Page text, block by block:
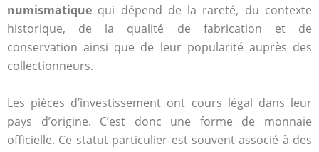
numismatique qui dépend de la rareté, du contexte
historique, de la qualité de fabrication et de
conservation ainsi que de leur popularité auprès des
collectionneurs.
Les pièces d’investissement ont cours légal dans leur
pays d’origine. C’est donc une forme de monnaie
officielle. Ce statut particulier est souvent associé à des